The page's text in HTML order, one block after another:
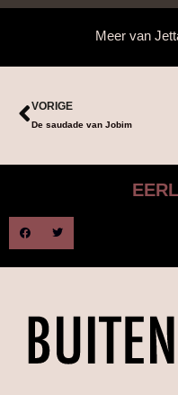
Meer van
VORIGE
De saudade van Jobim